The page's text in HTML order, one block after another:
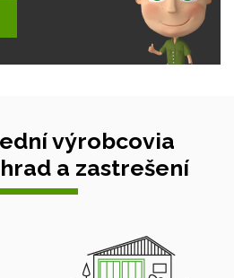
výrobcovia
a zastrešení